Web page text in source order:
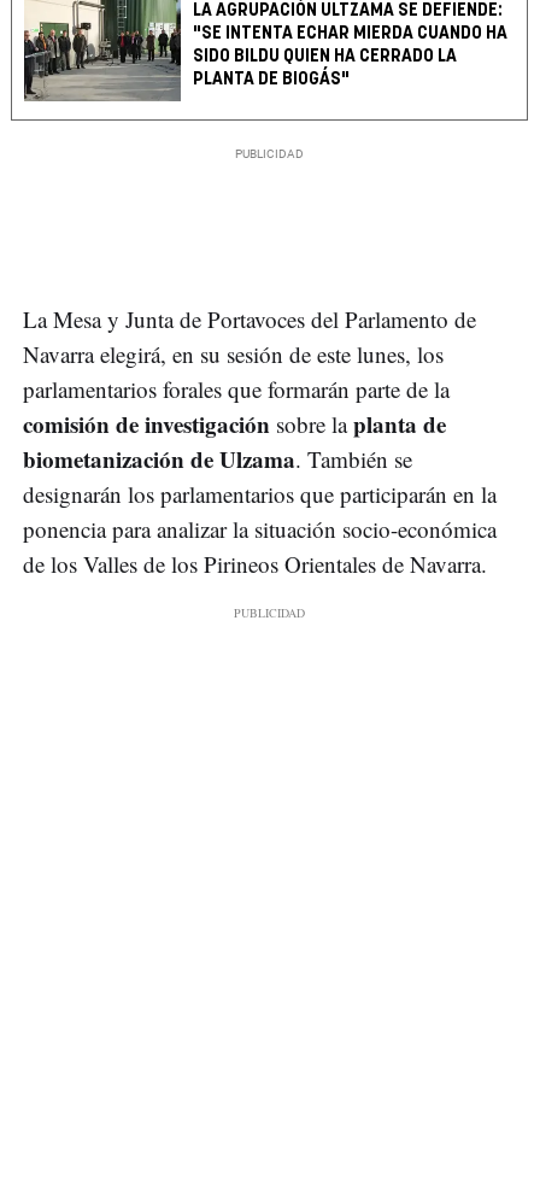
LA AGRUPACIÓN ULTZAMA SE DEFIENDE:
"SE INTENTA ECHAR MIERDA CUANDO HA
SIDO BILDU QUIEN HA CERRADO LA
PLANTA DE BIOGÁS"
La Mesa y Junta de Portavoces del Parlamento de
Navarra elegirá, en su sesión de este lunes, los
parlamentarios forales que formarán parte de la
comisión de investigación sobre laplanta de
biometanización de Ulzama. También se
designarán los parlamentarios que participarán en la
ponencia para analizar la situación socio-económica
de los Valles de los Pirineos Orientales de Navarra.